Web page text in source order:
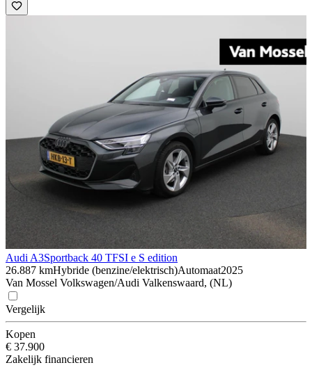
Audi A3Sportback 40 TFSI e S edition
26.887 kmHybride (benzine/elektrisch)Automaat2025
Van Mossel Volkswagen/Audi Valkenswaard, (NL)
Vergelijk
Kopen
€ 37.900
Zakelijk financieren